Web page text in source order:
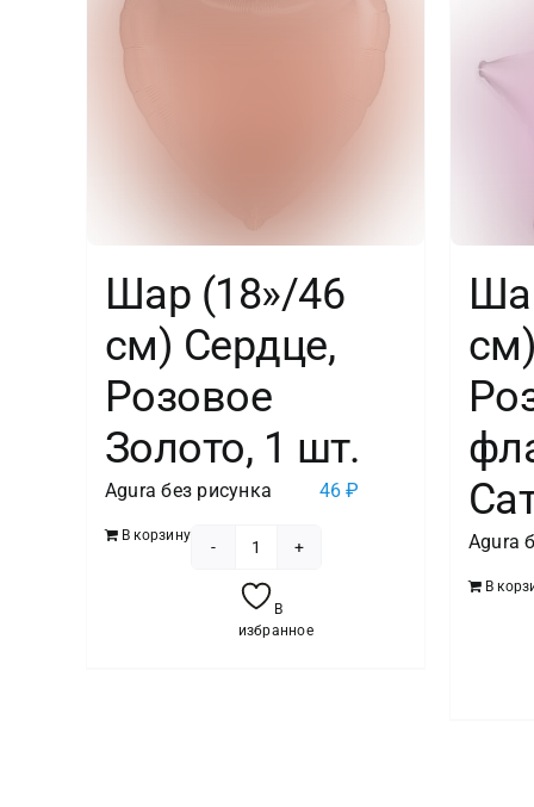
Шар (18»/46
см) Сердце,
Розовое
Золото, 1 шт.
Agura без рисунка 46₽
В корзину
товара
Шар
В
избранное
Agura
В